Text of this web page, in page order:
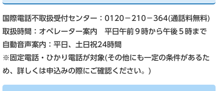
国際電話不取扱受付センター：0120－210－364(通話料無料)
取扱時間：オペレーター案内 平日午前９時から午後５時まで
自動音声案内：平日、土日祝24時間
※固定電話・ひかり電話が対象(その他にも一定の条件があるた
め、詳しくは申込みの際にご確認ください。)